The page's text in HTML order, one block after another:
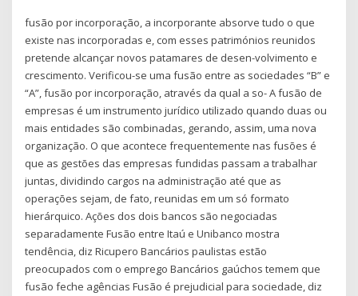
fusão por incorporação, a incorporante absorve tudo o que
existe nas incorporadas e, com esses patrimónios reunidos
pretende alcançar novos patamares de desen-volvimento e
crescimento. Verificou-se uma fusão entre as sociedades “B” e
“A”, fusão por incorporação, através da qual a so- A fusão de
empresas é um instrumento jurídico utilizado quando duas ou
mais entidades são combinadas, gerando, assim, uma nova
organização. O que acontece frequentemente nas fusões é
que as gestões das empresas fundidas passam a trabalhar
juntas, dividindo cargos na administração até que as
operações sejam, de fato, reunidas em um só formato
hierárquico. Ações dos dois bancos são negociadas
separadamente Fusão entre Itaú e Unibanco mostra
tendência, diz Ricupero Bancários paulistas estão
preocupados com o emprego Bancários gaúchos temem que
fusão feche agências Fusão é prejudicial para sociedade, diz